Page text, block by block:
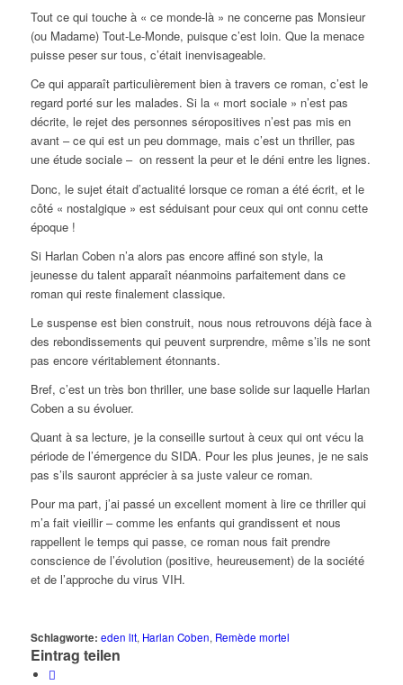
Tout ce qui touche à « ce monde-là » ne concerne pas Monsieur
(ou Madame) Tout-Le-Monde, puisque c’est loin. Que la menace
puisse peser sur tous, c’était inenvisageable.
Ce qui apparaît particulièrement bien à travers ce roman, c’est le
regard porté sur les malades. Si la « mort sociale » n’est pas
décrite, le rejet des personnes séropositives n’est pas mis en
avant – ce qui est un peu dommage, mais c’est un thriller, pas
une étude sociale – on ressent la peur et le déni entre les lignes.
Donc, le sujet était d’actualité lorsque ce roman a été écrit, et le
côté « nostalgique » est séduisant pour ceux qui ont connu cette
époque !
Si Harlan Coben n’a alors pas encore affiné son style, la
jeunesse du talent apparaît néanmoins parfaitement dans ce
roman qui reste finalement classique.
Le suspense est bien construit, nous nous retrouvons déjà face à
des rebondissements qui peuvent surprendre, même s’ils ne sont
pas encore véritablement étonnants.
Bref, c’est un très bon thriller, une base solide sur laquelle Harlan
Coben a su évoluer.
Quant à sa lecture, je la conseille surtout à ceux qui ont vécu la
période de l’émergence du SIDA. Pour les plus jeunes, je ne sais
pas s’ils sauront apprécier à sa juste valeur ce roman.
Pour ma part, j’ai passé un excellent moment à lire ce thriller qui
m’a fait vieillir – comme les enfants qui grandissent et nous
rappellent le temps qui passe, ce roman nous fait prendre
conscience de l’évolution (positive, heureusement) de la société
et de l’approche du virus VIH.
Schlagworte: eden lit, Harlan Coben, Remède mortel
Eintrag teilen